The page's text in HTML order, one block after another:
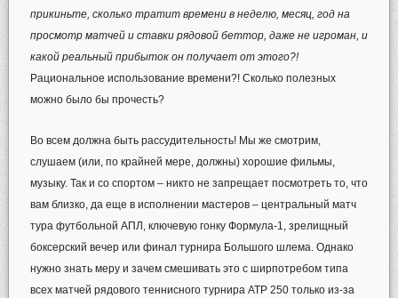
прикиньте, сколько тратит времени в неделю, месяц, год на
просмотр матчей и ставки рядовой беттор, даже не игроман, и
какой реальный прибыток он получает от этого?!
Рациональное использование времени?! Сколько полезных
можно было бы прочесть?
Во всем должна быть рассудительность! Мы же смотрим,
слушаем (или, по крайней мере, должны) хорошие фильмы,
музыку. Так и со спортом – никто не запрещает посмотреть то, что
вам близко, да еще в исполнении мастеров – центральный матч
тура футбольной АПЛ, ключевую гонку Формула-1, зрелищный
боксерский вечер или финал турнира Большого шлема. Однако
нужно знать меру и зачем смешивать это с ширпотребом типа
всех матчей рядового теннисного турнира АТР 250 только из-за